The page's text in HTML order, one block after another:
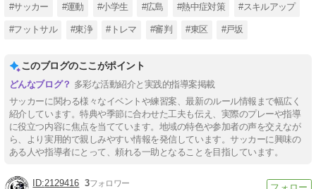
#サッカー #運動 #小学生 #広島 #熱中症対策 #スキルアップ
#フットサル #東浄 #トレマ #審判 #東区 #戸坂
このブログのここがポイント
多彩な活動紹介と実践的指導案掲載
サッカーに関わる様々なイベントや練習案、最新のルール情報まで幅広く
紹介しています。特典や季節に合わせた工夫も伝え、実際のプレーや指導
に役立つ内容に焦点を当てています。地域の特色や参加者の声を交えなが
ら、より実用的で親しみやすい情報を発信しています。サッカーに興味の
ある人や指導者にとって、頼れる一助となることを目指しています。
2129416 3